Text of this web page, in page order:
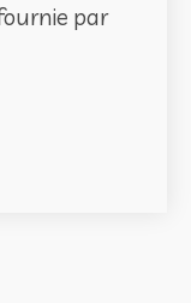
par